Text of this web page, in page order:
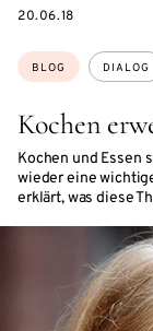
Kochen
Kochen und Essen
wieder eine
erklärt, was diese
Themen:
BLOG DIALOG
DATE
20.06.18